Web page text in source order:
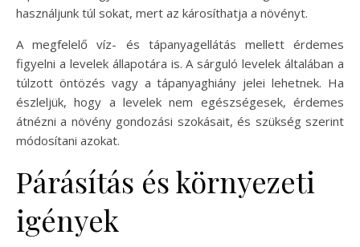
használjunk túl sokat, mert az károsíthatja a növényt.
A megfelelő víz- és tápanyagellátás mellett érdemes
figyelni a levelek állapotára is. A sárguló levelek általában a
túlzott öntözés vagy a tápanyaghiány jelei lehetnek. Ha
észleljük, hogy a levelek nem egészségesek, érdemes
átnézni a növény gondozási szokásait, és szükség szerint
módosítani azokat.
Párásítás és környezeti
igények